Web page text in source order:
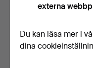
Sven Palmqvist
externa
Du kan läsa mer i
dina